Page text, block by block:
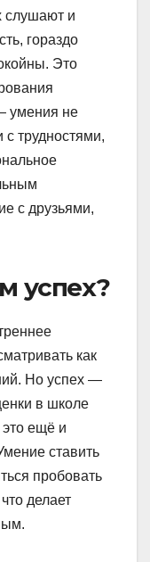
слушают и
гораздо
Это
умения не
с трудностями,
с друзьями,
успех?
как
Но успех —
в школе
ещё и
ставить
пробовать
делает